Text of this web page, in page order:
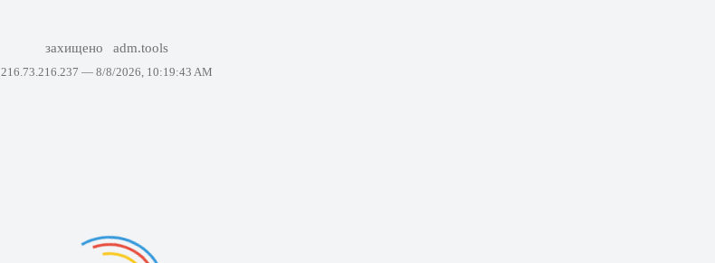
захищено adm.tools
216.73.216.237 — 8/8/2026, 10:19:43 AM